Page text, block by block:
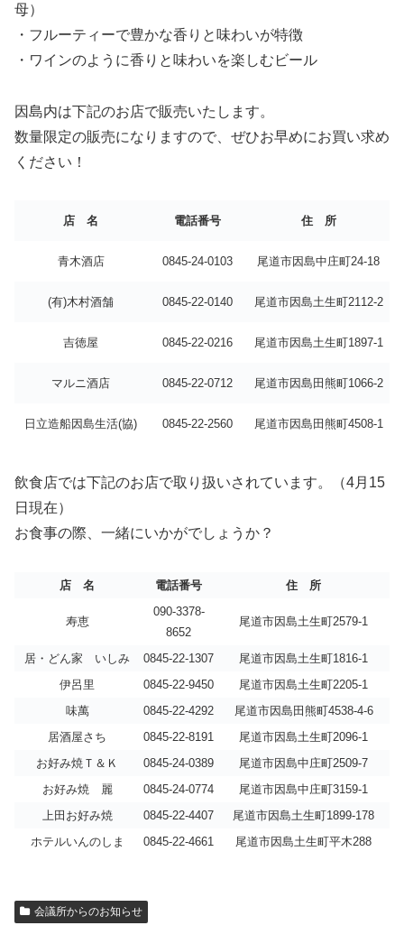
母）
・フルーティーで豊かな香りと味わいが特徴
・ワインのように香りと味わいを楽しむビール
因島内は下記のお店で販売いたします。
数量限定の販売になりますので、ぜひお早めにお買い求め
ください！
店 名 電話番号 住 所
青木酒店 0845-24-0103 尾道市因島中庄町24-18
(有)木村酒舗 0845-22-0140 尾道市因島土生町2112-2
吉徳屋 0845-22-0216 尾道市因島土生町1897-1
マルニ酒店 0845-22-0712 尾道市因島田熊町1066-2
日立造船因島生活(協) 0845-22-2560 尾道市因島田熊町4508-1
飲食店では下記のお店で取り扱いされています。（4月15
日現在）
お食事の際、一緒にいかがでしょうか？
店 名 電話番号 住 所
寿恵
090-3378-
8652
尾道市因島土生町2579-1
居・どん家 いしみ 0845-22-1307
尾道市因島土生町1816-1
伊呂里
0845-22-9450
尾道市因島土生町2205-1
味萬
0845-22-4292
尾道市因島田熊町4538-4-6
居酒屋さち
0845-22-8191
尾道市因島土生町2096-1
お好み焼Ｔ＆Ｋ
0845-24-0389
尾道市因島中庄町2509-7
お好み焼 麗
0845-24-0774
尾道市因島中庄町3159-1
上田お好み焼
0845-22-4407
尾道市因島土生町1899-178
ホテルいんのしま
0845-22-4661 尾道市因島土生町平木288
会議所からのお知らせ